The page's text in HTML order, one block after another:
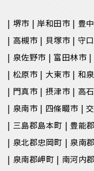
堺市 岸和田市 豊
高槻市
貝塚市 守
泉佐野市
富田林市
松原市
大東市 和
門真市
摂津市 高
泉南市
四條畷市
三島郡島本町
豊能
泉北郡忠岡町
泉南
泉南郡岬町
南河内